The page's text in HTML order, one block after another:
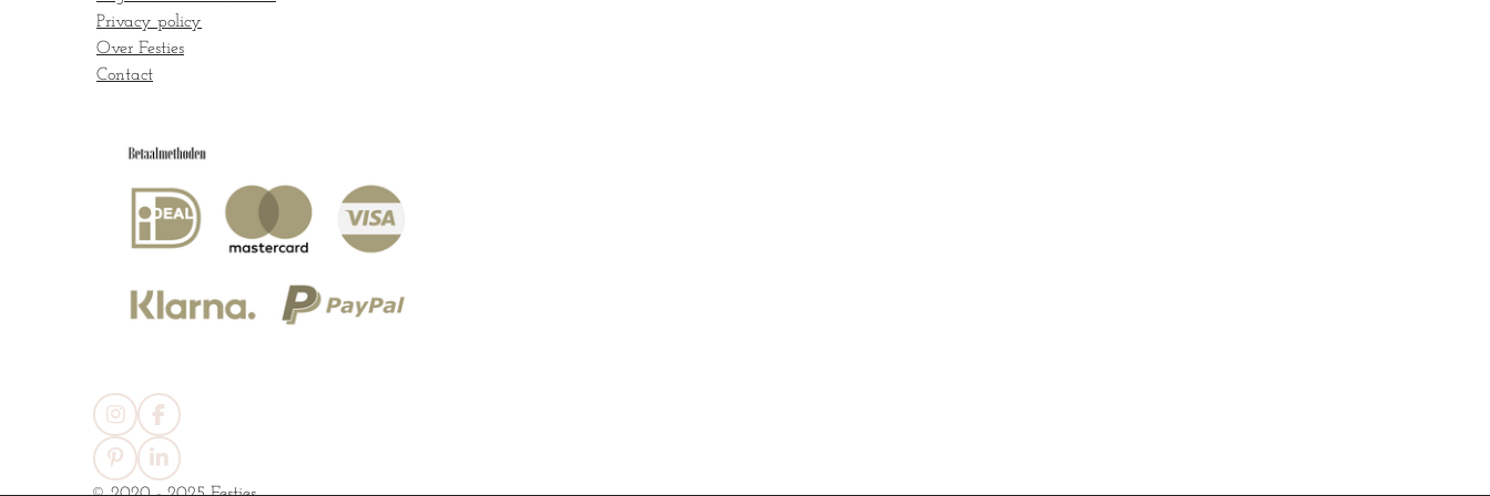
Privacy policy
Over Festies
Contact
I
n
s
t
F
a
c
e
P
i
L
i